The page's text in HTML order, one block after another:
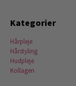
Kategorier
Hårpleje
Hårstyling
Hudpleje
Kollagen